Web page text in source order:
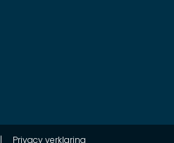
| Privacy verklaring